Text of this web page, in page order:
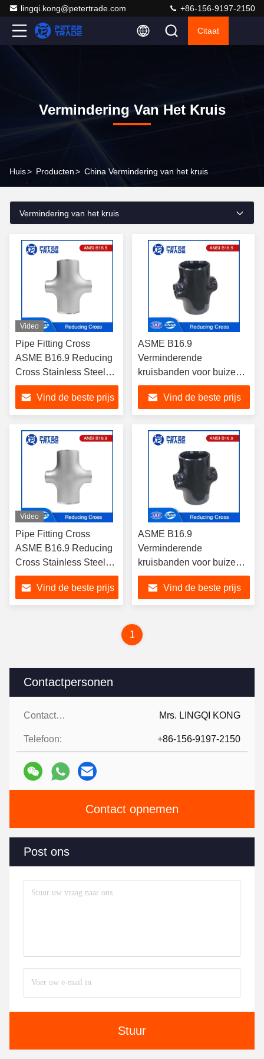
lingqi.kong@petertrade.com +86-156-9197-2150
Citaat
Vermindering Van Het Kruis
Huis> Producten> China Vermindering van het kruis
Contactpersonen
Contactpersonen: Mrs. LINGQI KONG
Telefoon: +86-156-9197-2150
Contact opnemen
Post ons
Stuur
Vermindering van het kruis
Video
Pipe Fitting Cross
ASME B16.9 Reducing
Cross Stainless Steel
Pipe Fittings A403
WP321 WP321H voor
warmwatervoorziening
Vind de beste prijs
ASME B16.9
Verminderende
kruisbanden voor buizen
van koolstofstaal ASTM
A234 WPB SCH10
SCH40 SCH80 voor
leidingsystemen
Vind de beste prijs
Video
Pipe Fitting Cross
ASME B16.9 Reducing
Cross Stainless Steel
Pipe Fittings A403
WP321 WP321H voor
warmwatervoorziening
Vind de beste prijs
ASME B16.9
Verminderende
kruisbanden voor buizen
van koolstofstaal ASTM
A234 WPB SCH10
SCH40 SCH80 voor
Vind de beste prijs
1